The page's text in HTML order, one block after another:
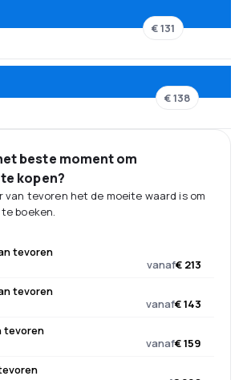
€ 131
€ 138
beste moment om
kopen?
van tevoren het de moeite waard is om
boeken.
tevoren
vanaf€ 213
tevoren
vanaf€ 143
tevoren
vanaf€ 159